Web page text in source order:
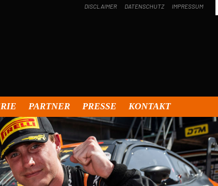
DISCLAIMER DATENSCHUTZ IMPRESSUM
PARTNER PRESSE KONTAKT